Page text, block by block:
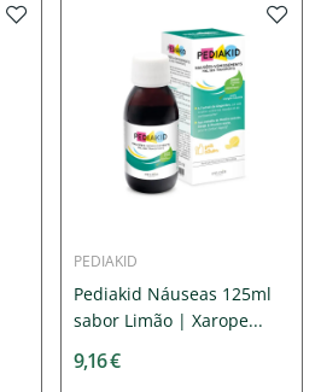
PEDIAKID
Pediakid Náuseas 125ml
sabor Limão | Xarope...
9,16 €